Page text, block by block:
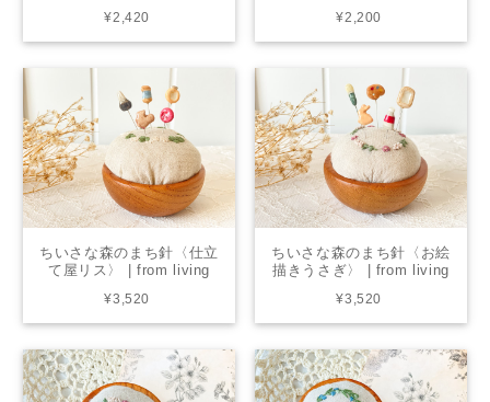
¥2,420 ¥2,200
ちいさな森のまち針〈仕立
て屋リス〉 | from living
¥3,520
ちいさな森のまち針〈お絵
描きうさぎ〉 | from living
¥3,520